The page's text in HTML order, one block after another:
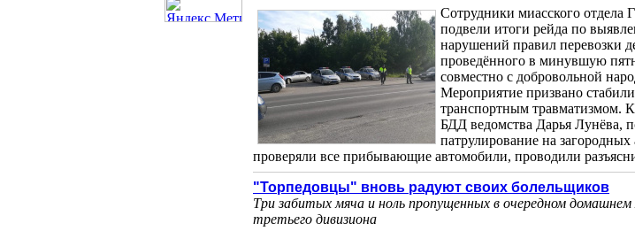
Сотрудники миасского отдела
подвели итоги рейда по
нарушений правил перевозки
проведённого в минувшую
совместно с добровольной
Мероприятие призвано
транспортным травматизмом.
БДД ведомства Дарья Лунёва,
патрулирование на загородных
проверяли все прибывающие автомобили, проводили
"Торпедовцы" вновь радуют своих болельщиков
Три забитых мяча и ноль пропущенных в очередном
третьего дивизиона